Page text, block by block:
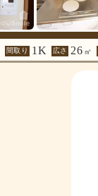
間取り 1K 広さ 26 ㎡